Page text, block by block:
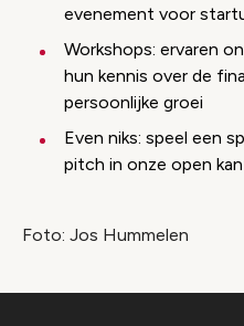
evenement voor
Workshops: ervaren
hun kennis over de
persoonlijke groei
Even niks: speel een
pitch in onze open
Foto: Jos Hummelen